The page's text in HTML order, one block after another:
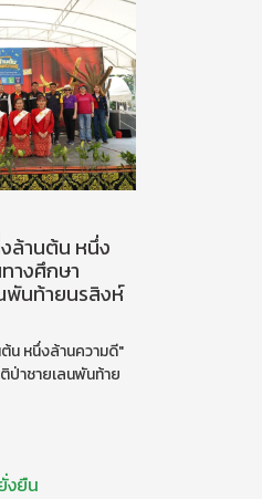
ล้านต้น หนึ่ง
างศึกษา
พันท้ายนรสิงห์
น หนึ่งล้านความดี"
ป่าชายเลนพันท้าย
งยืน